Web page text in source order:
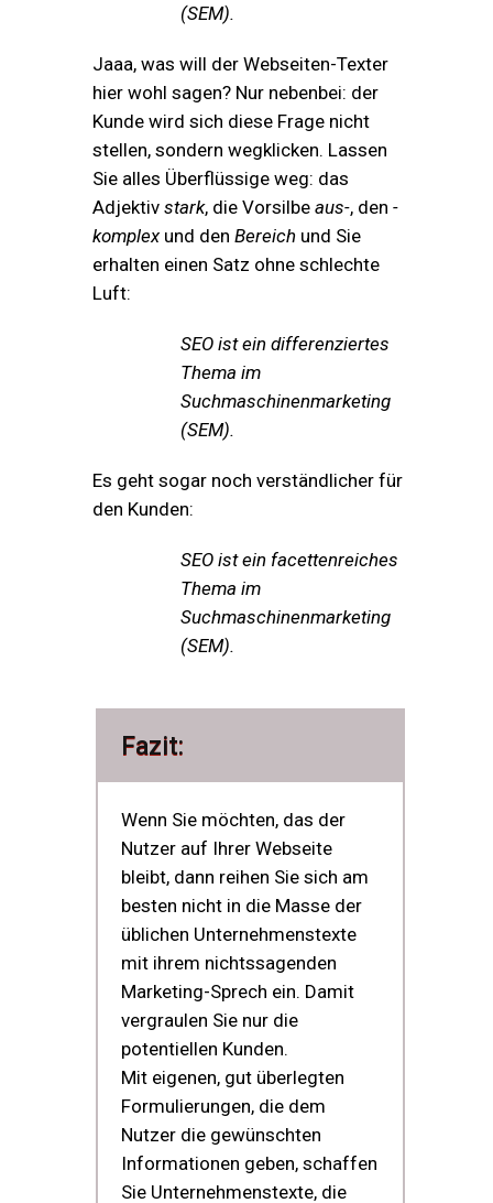
(SEM).
Jaaa, was will der Webseiten-Texter
hier wohl sagen? Nur nebenbei: der
Kunde wird sich diese Frage nicht
stellen, sondern wegklicken. Lassen
Sie alles Überflüssige weg: das
Adjektiv stark, die Vorsilbe aus-, den -
komplexund den Bereich und Sie
erhalten einen Satz ohne schlechte
Luft:
SEO ist ein differenziertes
Thema im
Suchmaschinenmarketing
(SEM).
Es geht sogar noch verständlicher für
den Kunden:
SEO ist ein facettenreiches
Thema im
Suchmaschinenmarketing
(SEM).
Fazit:
Wenn Sie möchten, das der
Nutzer auf Ihrer Webseite
bleibt, dann reihen Sie sich am
besten nicht in die Masse der
üblichen Unternehmenstexte
mit ihrem nichtssagenden
Marketing-Sprech ein. Damit
vergraulen Sie nur die
potentiellen Kunden.
Mit eigenen, gut überlegten
Formulierungen, die dem
Nutzer die gewünschten
Informationen geben, schaffen
Sie Unternehmenstexte, die